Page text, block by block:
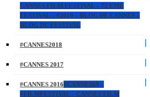
CANNES FILM FESTIVAL – 72 EME
FESTIVAL – #2019 – BLOG DE CANNES –
BLOG DU FESTIVAL
#CANNES2018
#CANNES 2017
#CANNES 2016#CANNES69 –
#FILMFESTIVAL – CANNES FILM